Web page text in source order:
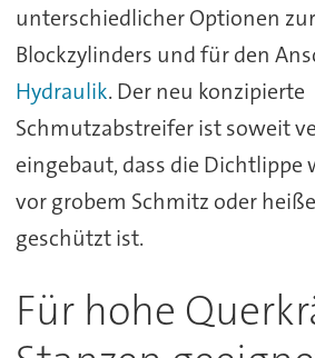
unterschiedlicher Optionen
Blockzylinders und für den
Hydraulik. Der neu konzipierte
Schmutzabstreifer ist soweit
eingebaut, dass die Dichtlippe
vor grobem Schmitz oder
geschützt ist.
Für hohe